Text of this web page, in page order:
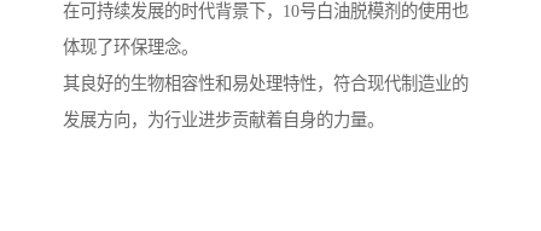
在可持续发展的时代背景下，10号白油脱模剂的使用也
体现了环保理念。
其良好的生物相容性和易处理特性，符合现代制造业的
发展方向，为行业进步贡献着自身的力量。